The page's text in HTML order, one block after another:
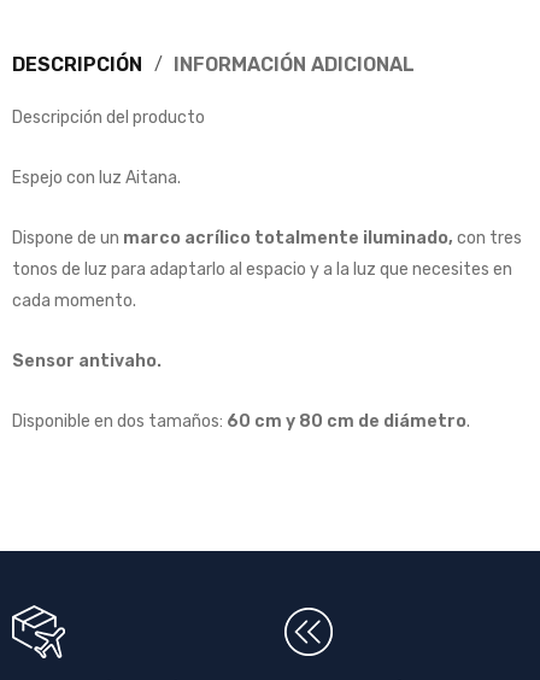
DESCRIPCIÓN INFORMACIÓN ADICIONAL
Descripción del producto
Espejo con luz Aitana.
Dispone de un marco acrílico totalmente iluminado, con tres
tonos de luz para adaptarlo al espacio y a la luz que necesites en
cada momento.
Sensor antivaho.
Disponible en dos tamaños: 60 cm y 80 cm de diámetro.